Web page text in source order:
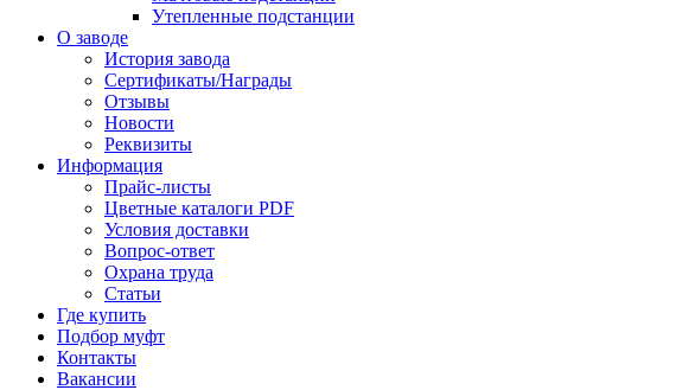
Утепленные подстанции
О заводе
История завода
Сертификаты/Награды
Отзывы
Новости
Реквизиты
Информация
Прайс-листы
Цветные каталоги PDF
Условия доставки
Вопрос-ответ
Охрана труда
Статьи
Где купить
Подбор муфт
Контакты
Вакансии